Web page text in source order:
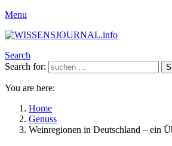
Menu
Search
Search for:
You are here:
Home
Genuss
Weinregionen in Deutschland – ein